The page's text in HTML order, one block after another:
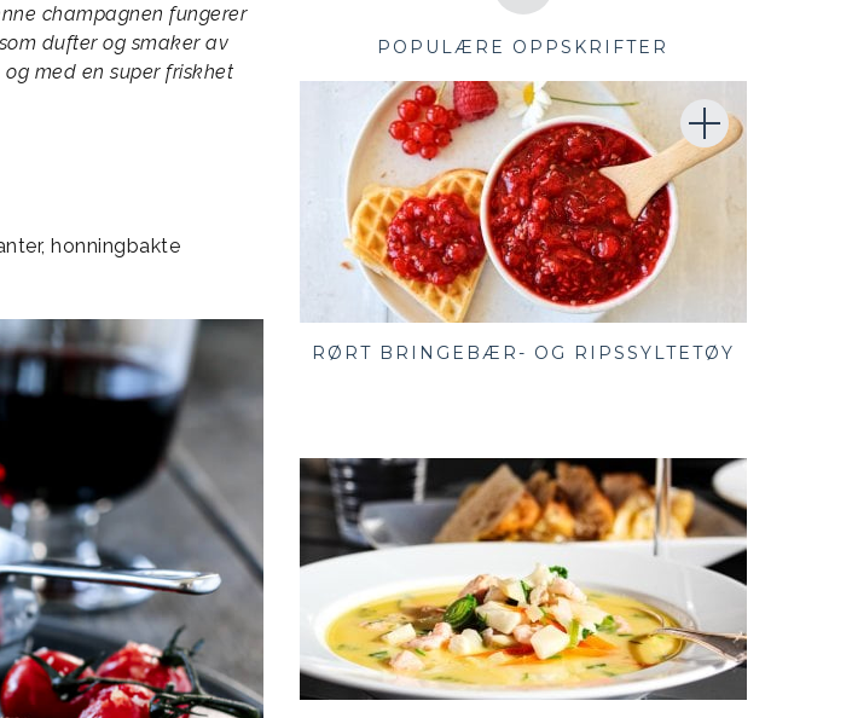
champagnen fungerer
dufter og smaker av
med en super friskhet
honningbakte
POPULÆRE OPPSKRIFTER
RØRT BRINGEBÆR- OG RIPSSYLTETØY